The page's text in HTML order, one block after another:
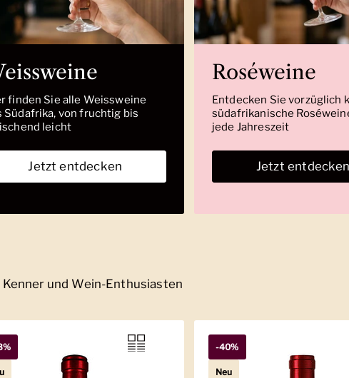
finden Sie alle Weissweine
Südafrika, von fruchtig bis
leicht
Jetzt entdecken
Roséweine
Entdecken Sie vorzüglich
südafrikanische
jede Jahreszeit
Jetzt
und Wein-Enthusiasten
-40%
Neu